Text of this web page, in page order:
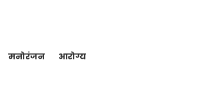
मनोरंजन आरोग्य